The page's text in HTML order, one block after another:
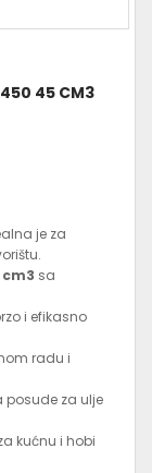
45 CM3
je za
sa
i efikasno
radu i
posude za ulje
kućnu i hobi